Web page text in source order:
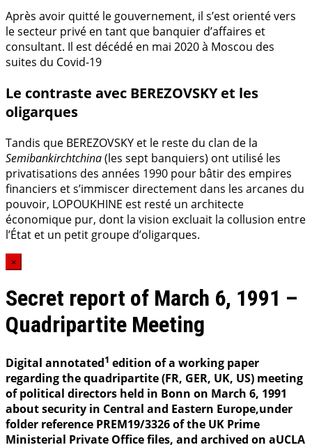
Après avoir quitté le gouvernement, il s’est orienté vers
le secteur privé en tant que banquier d’affaires et
consultant. Il est décédé en mai 2020 à Moscou des
suites du Covid-19
Le contraste avec BEREZOVSKY et les
oligarques
Tandis que BEREZOVSKY et le reste du clan de la
Semibankirchtchina(les sept banquiers) ont utilisé les
privatisations des années 1990 pour bâtir des empires
financiers et s’immiscer directement dans les arcanes du
pouvoir, LOPOUKHINE est resté un architecte
économique pur, dont la vision excluait la collusion entre
l’État et un petit groupe d’oligarques.
×
Secret report of March 6, 1991 –
Quadripartite Meeting
Digital annotated1 edition of a working paper
regarding the quadripartite (FR, GER, UK, US) meeting
of political directors held in Bonn on March 6, 1991
about security in Central and Eastern Europe,under
folder reference PREM19/3326 of the UK Prime
Ministerial Private Office files, and archived on aUCLA